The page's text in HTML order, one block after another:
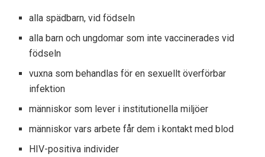
alla spädbarn, vid födseln
alla barn och ungdomar som inte vaccinerades vid
födseln
vuxna som behandlas för en sexuellt överförbar
infektion
människor som lever i institutionella miljöer
människor vars arbete får dem i kontakt med blod
HIV-positiva individer